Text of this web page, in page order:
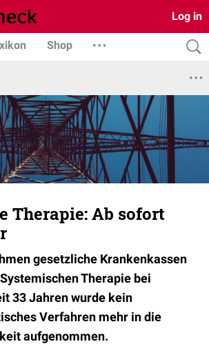
Log in
Shop
Therapie: Ab sofort
gesetzliche Krankenkassen
Therapie bei
33 Jahren wurde kein
Verfahren mehr in die
aufgenommen.